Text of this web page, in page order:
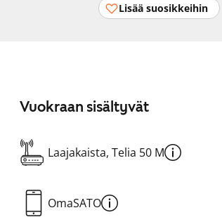
Lisää suosikkeihin
Vuokraan sisältyvät
Laajakaista, Telia 50 M
OmaSATO